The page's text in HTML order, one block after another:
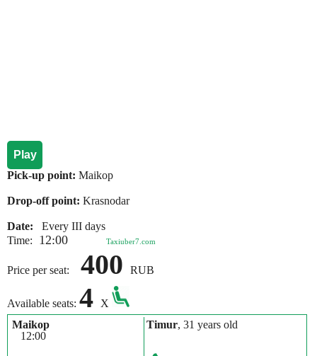
Play
Pick-up point: Maikop
Drop-off point: Krasnodar
Date:
Every III days
Time:
12:00 Taxiuber7.com
Price per seat: 400 RUB
Available seats: 4
X
Maikop
12:00
Timur, 31 years old